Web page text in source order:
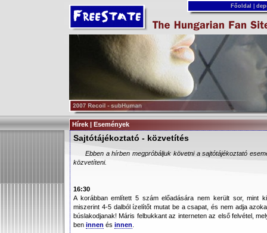
Főoldal
Hírek | Események
Sajtótájékoztató - közvetítés
Ebben a hírben megpróbáljuk követni a sajtótájékoztató
közvetíteni.
16:30
A korábban említett 5 szám előadására nem került sor, mint
miszerint 4-5 dalból ízelítőt mutat be a csapat, és nem adja
búslakodjanak! Máris felbukkant az interneten az első felvétel,
ben innen és innen